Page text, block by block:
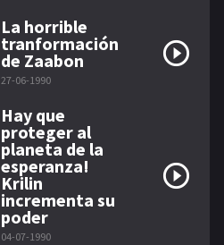
La horrible
tranformación
de Zaabon
27-06-1990
Hay que
proteger al
planeta de la
esperanza!
Krilin
incrementa su
poder
04-07-1990